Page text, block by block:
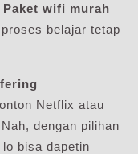
Paket wifi murah
belajar tetap
Netflix atau
dengan pilihan
lo bisa dapetin